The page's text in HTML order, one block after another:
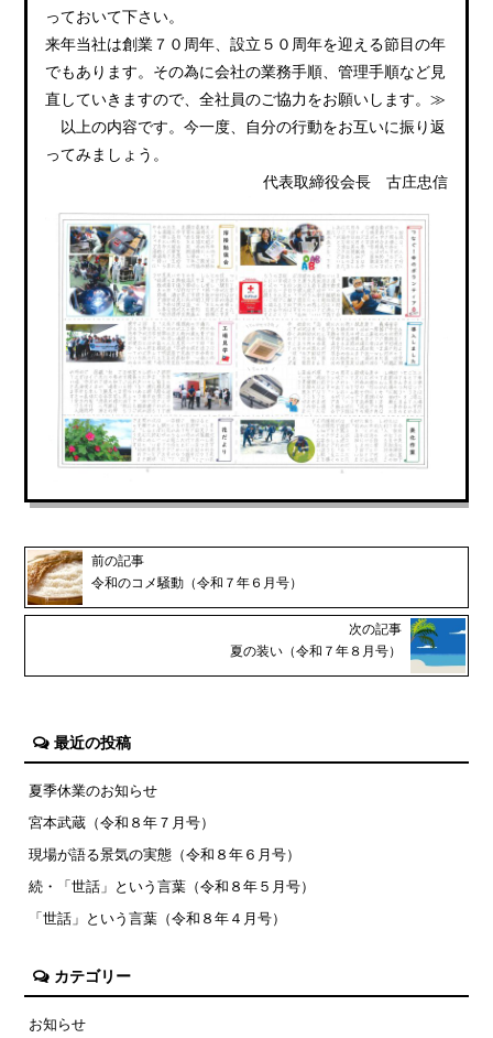
っておいて下さい。
来年当社は創業７０周年、設立５０周年を迎える節目の年
でもあります。その為に会社の業務手順、管理手順など見
直していきますので、全社員のご協力をお願いします。≫
以上の内容です。今一度、自分の行動をお互いに振り返
ってみましょう。
代表取締役会長 古庄忠信
前の記事
令和のコメ騒動（令和７年６月号）
次の記事
夏の装い（令和７年８月号）
最近の投稿
夏季休業のお知らせ
宮本武蔵（令和８年７月号）
現場が語る景気の実態（令和８年６月号）
続・「世話」という言葉（令和８年５月号）
「世話」という言葉（令和８年４月号）
カテゴリー
お知らせ